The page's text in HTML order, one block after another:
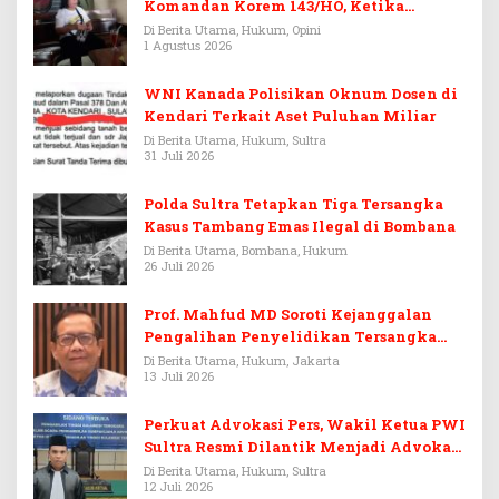
Komandan Korem 143/HO, Ketika
Warisan Menjadi Arena Pemerasan
Di Berita Utama, Hukum, Opini
1 Agustus 2026
WNI Kanada Polisikan Oknum Dosen di
Kendari Terkait Aset Puluhan Miliar
Di Berita Utama, Hukum, Sultra
31 Juli 2026
Polda Sultra Tetapkan Tiga Tersangka
Kasus Tambang Emas Ilegal di Bombana
Di Berita Utama, Bombana, Hukum
26 Juli 2026
Prof. Mahfud MD Soroti Kejanggalan
Pengalihan Penyelidikan Tersangka
Febrie Adriansyah
Di Berita Utama, Hukum, Jakarta
13 Juli 2026
Perkuat Advokasi Pers, Wakil Ketua PWI
Sultra Resmi Dilantik Menjadi Advokat
PERADI
Di Berita Utama, Hukum, Sultra
12 Juli 2026